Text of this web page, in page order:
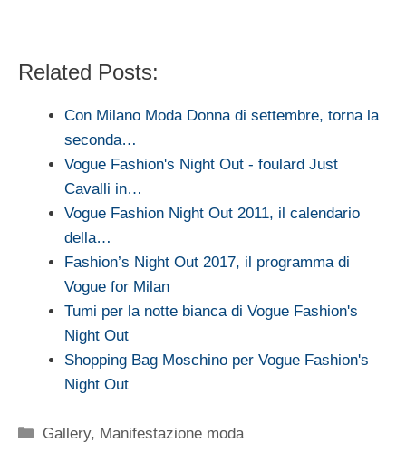
Related Posts:
Con Milano Moda Donna di settembre, torna la
seconda…
Vogue Fashion's Night Out - foulard Just
Cavalli in…
Vogue Fashion Night Out 2011, il calendario
della…
Fashion’s Night Out 2017, il programma di
Vogue for Milan
Tumi per la notte bianca di Vogue Fashion's
Night Out
Shopping Bag Moschino per Vogue Fashion's
Night Out
Categorie
Gallery, Manifestazione moda